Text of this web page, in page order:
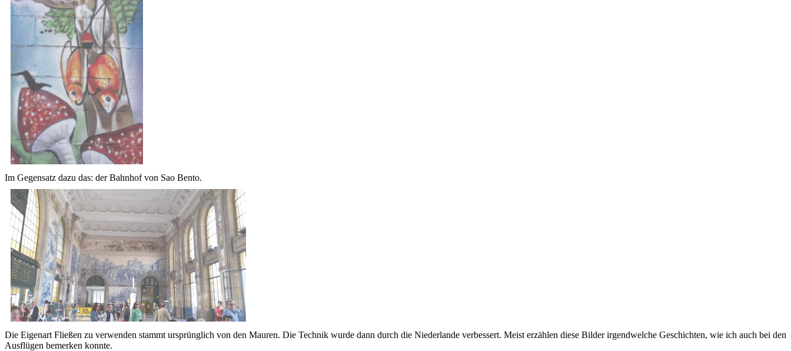
Im Gegensatz dazu das: der Bahnhof von Sao Bento.
Die Eigenart Fließen zu verwenden stammt ursprünglich von den Mauren. Die Technik wurde dann durch die Niederlande verbessert. Meist erzählen diese Bilder irgendwelche Geschichten, wie ich auch bei den
Ausflügen bemerken konnte.